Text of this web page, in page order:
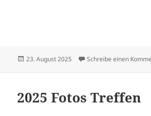
Veröffentlicht
23. August 2025 Schreibe einen
2025 Fotos Treffen